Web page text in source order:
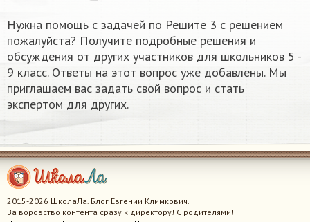
Нужна помощь с задачей по Решите 3 с решением
пожалуйста? Получите подробные решения и
обсуждения от других участников для школьников 5 -
9 класс. Ответы на этот вопрос уже добавлены. Мы
приглашаем вас задать свой вопрос и стать
экспертом для других.
2015-2026 ШколаЛа. Блог Евгении Климкович.
За воровство контента сразу к директору! С родителями!